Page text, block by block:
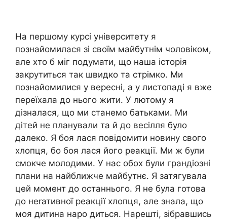
На першому курсі університету я
познайомилася зі своїм майбутнім чоловіком,
але хто б міг подумати, що наша історія
закрутиться так швидко та стрімко. Ми
познайомилися у вересні, а у листопаді я вже
переїхала до нього жити. У лютому я
дізналася, що ми станемо батьками. Ми
дітей не планували та й до весілля було
далеко. Я боя лася повідомити новину свого
хлопця, бо боя лася його реакції. Ми ж були
смокче молодими. У нас обох були грандіозні
плани на найближче майбутнє. Я затягувала
цей момент до останнього. Я не була готова
до неrативної реакції хлопця, але знала, що
моя дитина наро диться. Нарешті, зібравшись